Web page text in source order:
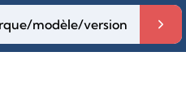
modèle/version